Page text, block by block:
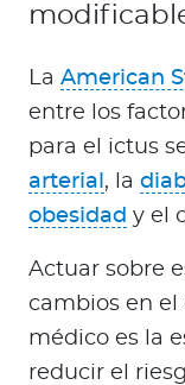
La American
entre los
para el ictus
arterial , la
obesidad y el
Actuar sobre
cambios en
médico es la
reducir el